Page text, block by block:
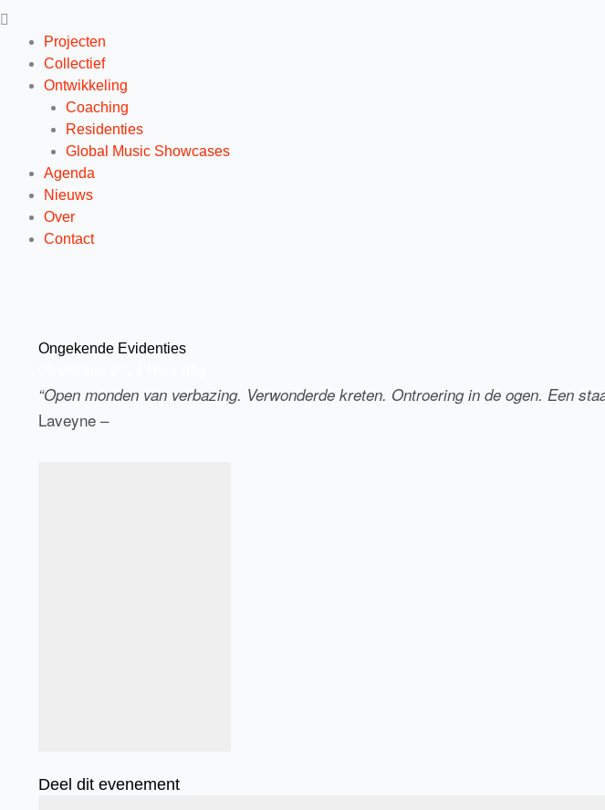
Projecten
Collectief
Ontwikkeling
Coaching
Residenties
Global Music Showcases
Agenda
Nieuws
Over
Contact
Ongekende Evidenties
“Open monden van verbazing. Verwonderde kreten. Ontroering in de ogen. Een
Laveyne –
Deel dit evenement